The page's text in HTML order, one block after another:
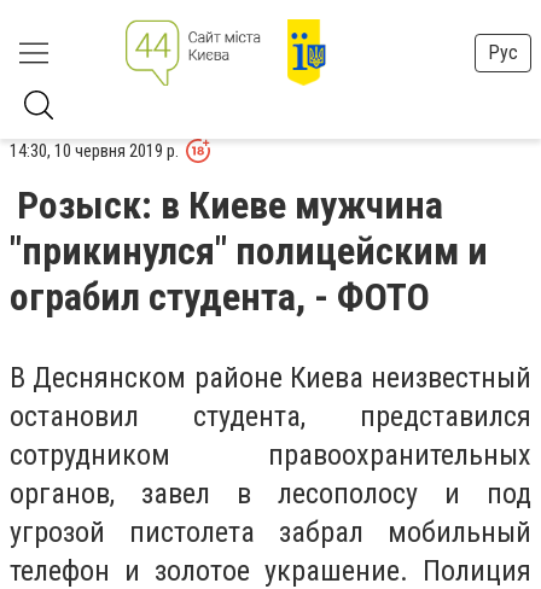
Рус
14:30, 10 червня 2019 р.
Розыск: в Киеве мужчина
"прикинулся" полицейским и
ограбил студента, - ФОТО
В Деснянском районе Киева неизвестный
остановил студента, представился
сотрудником правоохранительных
органов, завел в лесополосу и под
угрозой пистолета забрал мобильный
телефон и золотое украшение. Полиция